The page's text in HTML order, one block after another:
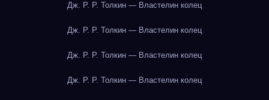
Дж. Р. Р. Толкин — Властелин колец
Дж. Р. Р. Толкин — Властелин колец
Дж. Р. Р. Толкин — Властелин колец
Дж. Р. Р. Толкин — Властелин колец